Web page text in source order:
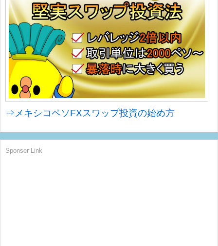
⇒メキシコペソFXスワップ投資の始め方
Sponser Link